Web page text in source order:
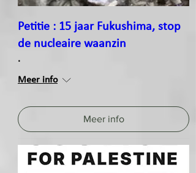
Petitie : 15 jaar Fukushima, stop
de nucleaire waanzin
.
Meer info
Meer info